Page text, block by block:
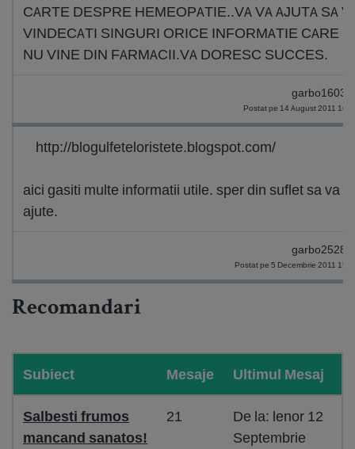
CARTE DESPRE HEMEOPATIE..VA VA AJUTA SA
VINDECATI SINGURI ORICE INFORMATIE CARE
NU VINE DIN FARMACII.VA DORESC SUCCES.
Postat pe 14 August 2011
http://blogulfeteloristete.blogspot.com/
aici gasiti multe informatii utile. sper din suflet sa va
ajute.
Postat pe 5 Decembrie 2011
Recomandari
Subiect Mesaje Ultimul Mesaj
Salbesti frumos
mancand sanatos!
21
De la: lenor 12
Septembrie